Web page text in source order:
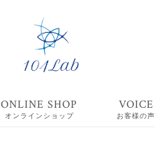
ONLINE SHOP
オンラインショップ
VOICE
お客様の声